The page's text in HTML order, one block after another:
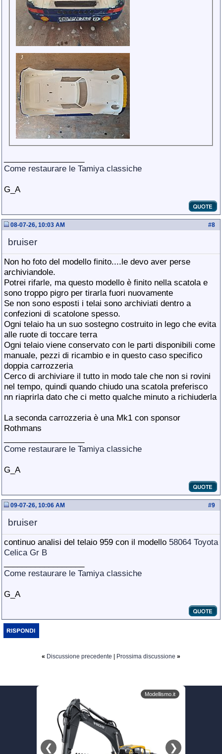
Come restaurare le Tamiya classiche
G_A
#8
08-07-26, 10:03 AM
bruiser
Non ho foto del modello finito....le devo aver perse
archiviandole.
Potrei rifarle, ma questo modello è finito nella scatola e
sono troppo pigro per tirarla fuori nuovamente
Se non sono esposti i telai sono archiviati dentro a
confezioni di scatolone spesso.
Ogni telaio ha un suo sostegno costruito in lego che evita
alle ruote di toccare terra
Ogni telaio viene conservato con le parti disponibili come
manuale, pezzi di ricambio e in questo caso specifico
doppia carrozzeria
Cerco di archiviare il tutto in modo tale che non si rovini
nel tempo, quindi quando chiudo una scatola preferisco
nn riaprirla dato che ci metto qualche minuto a richiuderla
La seconda carrozzeria è una Mk1 con sponsor
Rothmans
Come restaurare le Tamiya classiche
G_A
#9
09-07-26, 10:06 AM
bruiser
continuo analisi del telaio 959 con il modello 58064 Toyota
Celica Gr B
Come restaurare le Tamiya classiche
G_A
« Discussione precedente Prossima discussione »